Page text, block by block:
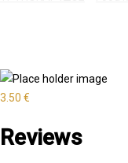
3.50 €
Reviews